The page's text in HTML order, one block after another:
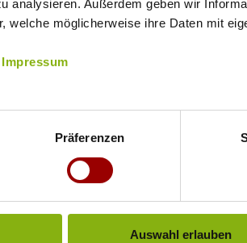
analysieren. Außerdem geben wir
welche möglicherweise ihre Daten mit
Impressum
Präferenzen
Auswahl erlauben
Barrierefreiheitsstärkungsgesetz
nicht barrierefrei:
und Hintergrund. (WCAG 2.4.4.)
nach EN 301 549 Kapitel 10.
und Hintergrund: bis 30.09.2026
30.09.2026